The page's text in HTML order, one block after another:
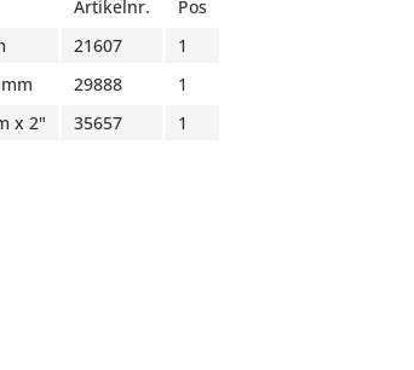
Artikelnr.
Pos
21607
1
29888
1
x 2" 35657 1